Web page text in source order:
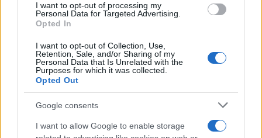
consent section.
I want to opt-out of processing my
Personal Data for Targeted Advertising.
Opted In
I want to opt-out of Collection, Use,
Retention, Sale, and/or Sharing of my
Personal Data that Is Unrelated with the
Purposes for which it was collected.
Opted Out
Google consents
I want to allow Google to enable storage